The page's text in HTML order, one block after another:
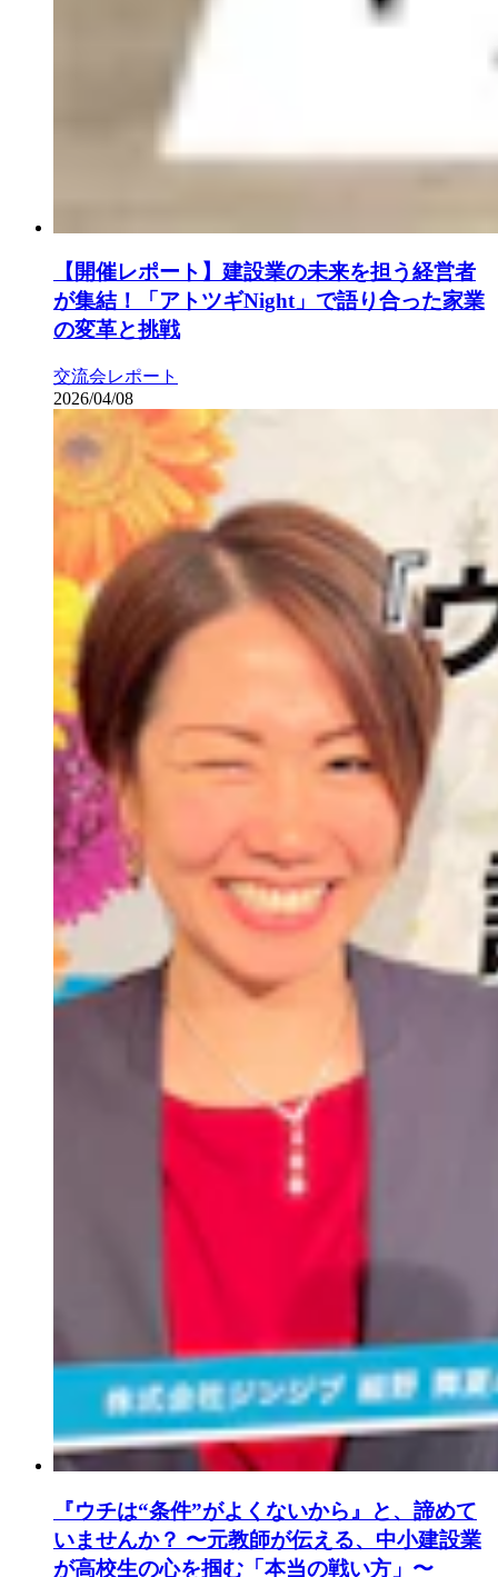
【開催レポート】建設業の未来を担う経営者
が集結！「アトツギNight」で語り合った家業
の変革と挑戦
交流会レポート
2026/04/08
『ウチは“条件”がよくないから』と、諦めて
いませんか？ 〜元教師が伝える、中小建設業
が高校生の心を掴む「本当の戦い方」〜